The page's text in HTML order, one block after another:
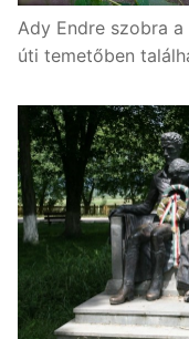
Ady Endre szobra a
úti temetőben